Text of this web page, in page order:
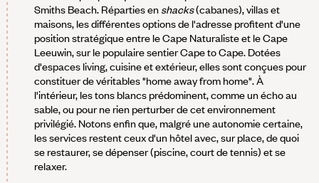
Smiths Beach. Réparties en shacks(cabanes), villas et
maisons, les différentes options de l'adresse profitent d'une
position stratégique entre le Cape Naturaliste et le Cape
Leeuwin, sur le populaire sentier Cape to Cape. Dotées
d'espaces living, cuisine et extérieur, elles sont conçues pour
constituer de véritables "home away from home". À
l'intérieur, les tons blancs prédominent, comme un écho au
sable, ou pour ne rien perturber de cet environnement
privilégié. Notons enfin que, malgré une autonomie certaine,
les services restent ceux d'un hôtel avec, sur place, de quoi
se restaurer, se dépenser (piscine, court de tennis) et se
relaxer.